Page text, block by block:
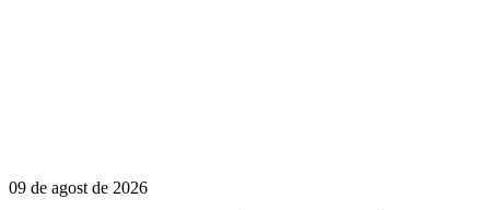
09 de agost de 2026